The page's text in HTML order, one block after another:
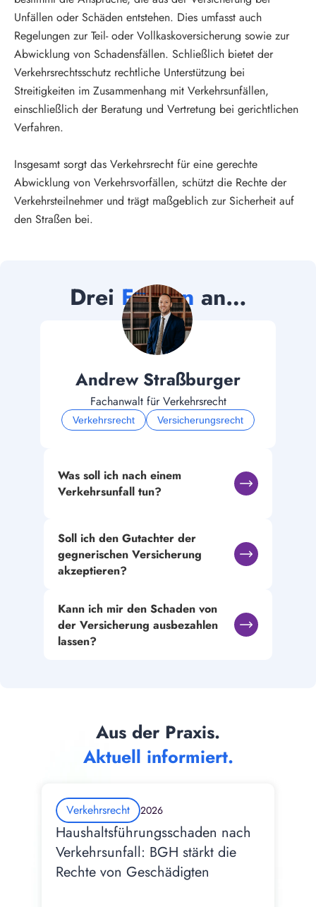
Unfällen oder Schäden entstehen. Dies umfasst auch
Regelungen zur Teil- oder Vollkaskoversicherung sowie zur
Abwicklung von Schadensfällen. Schließlich bietet der
Verkehrsrechtsschutz rechtliche Unterstützung bei
Streitigkeiten im Zusammenhang mit Verkehrsunfällen,
einschließlich der Beratung und Vertretung bei gerichtlichen
Verfahren.
Insgesamt sorgt das Verkehrsrecht für eine gerechte
Abwicklung von Verkehrsvorfällen, schützt die Rechte der
Verkehrsteilnehmer und trägt maßgeblich zur Sicherheit auf
den Straßen bei.
Drei Fragen an…
Andrew Straßburger
Fachanwalt für Verkehrsrecht
Verkehrsrecht Versicherungsrecht
Was soll ich nach einem
Verkehrsunfall tun?
Soll ich den Gutachter der
gegnerischen Versicherung
akzeptieren?
Kann ich mir den Schaden von
der Versicherung ausbezahlen
lassen?
Aus der Praxis.
Aktuell informiert.
Verkehrsrecht 2026
Haushaltsführungsschaden nach
Verkehrsunfall: BGH stärkt die
Rechte von Geschädigten